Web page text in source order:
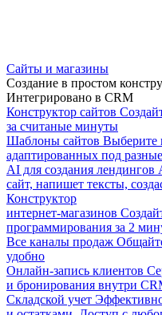
Сайты и магазины
Создание в простом
Интегрировано в CRM
Конструктор сайтов
за считаные минуты
Шаблоны сайтов Выберите
адаптированных под
AI для создания лендингов
сайт, напишет тексты,
Конструктор
интернет-магазинов
программирования за 2
Все каналы продаж
удобно
Онлайн-запись клиентов
и бронирования внутри
Складской учет